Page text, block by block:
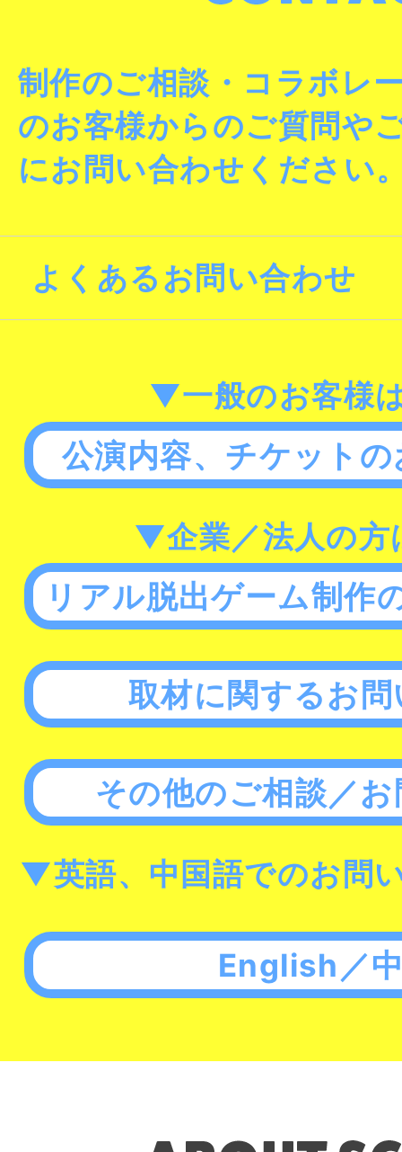
制作のご相談・コラボレ
のお客様からのご質問や
にお問い合わせください
よくあるお問い合わせ
▼一般のお客様
公演内容、チケット
▼企業／法人の方
リアル脱出ゲーム制作
取材に関するお
その他のご相談／
▼英語、中国語でのお問
English／